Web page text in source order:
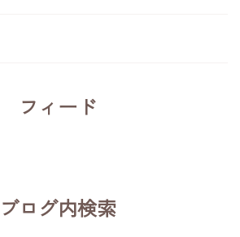
フィード
ブログ内検索